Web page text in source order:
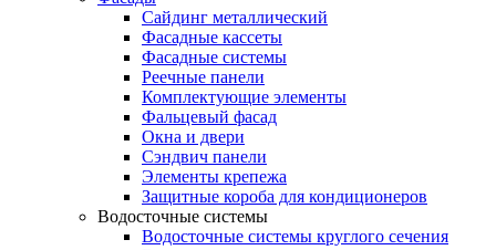
Сайдинг металлический
Фасадные кассеты
Фасадные системы
Реечные панели
Комплектующие элементы
Фальцевый фасад
Окна и двери
Сэндвич панели
Элементы крепежа
Защитные короба для кондиционеров
Водосточные системы
Водосточные системы круглого сечения